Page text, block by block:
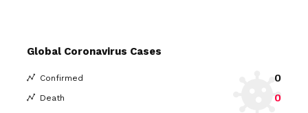
Global Coronavirus Cases
Confirmed 0
Death 0